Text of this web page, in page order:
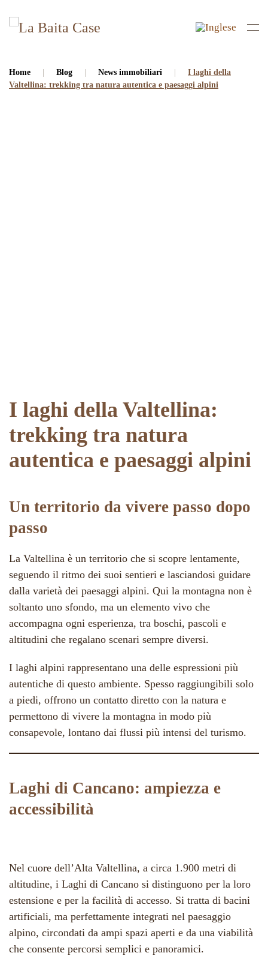
Skip to main content
Home Blog News immobiliari
I laghi della
Valtellina: trekking tra natura autentica e paesaggi alpini
I laghi della Valtellina:
trekking tra natura
autentica e paesaggi alpini
Un territorio da vivere passo dopo
passo
La Valtellina è un territorio che si scopre lentamente,
seguendo il ritmo dei suoi sentieri e lasciandosi guidare
dalla varietà dei paesaggi alpini. Qui la montagna non è
soltanto uno sfondo, ma un elemento vivo che
accompagna ogni esperienza, tra boschi, pascoli e
altitudini che regalano scenari sempre diversi.
I laghi alpini rappresentano una delle espressioni più
autentiche di questo ambiente. Spesso raggiungibili solo
a piedi, offrono un contatto diretto con la natura e
permettono di vivere la montagna in modo più
consapevole, lontano dai flussi più intensi del turismo.
Laghi di Cancano: ampiezza e
accessibilità
Nel cuore dell’Alta Valtellina, a circa 1.900 metri di
altitudine, i Laghi di Cancano si distinguono per la loro
estensione e per la facilità di accesso. Si tratta di bacini
artificiali, ma perfettamente integrati nel paesaggio
alpino, circondati da ampi spazi aperti e da una viabilità
che consente percorsi semplici e panoramici.